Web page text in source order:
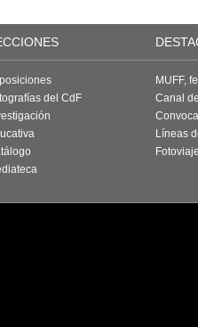
del CdF
MUFF,
Canal
Líneas